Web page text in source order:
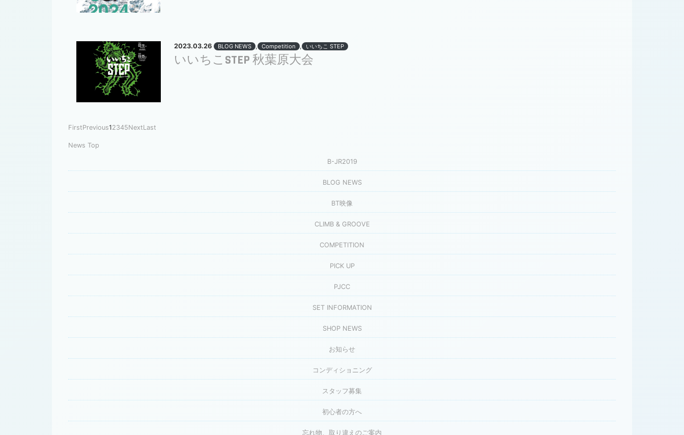
2023.03.26 BLOG NEWS , Competition , いいちこ STEP
いいちこSTEP 秋葉原大会
FirstPrevious12345NextLast
News Top
B-JR2019
BLOG NEWS
BT映像
CLIMB & GROOVE
COMPETITION
PICK UP
PJCC
SET INFORMATION
SHOP NEWS
お知らせ
コンディショニング
スタッフ募集
初心者の方へ
忘れ物、取り違えのご案内